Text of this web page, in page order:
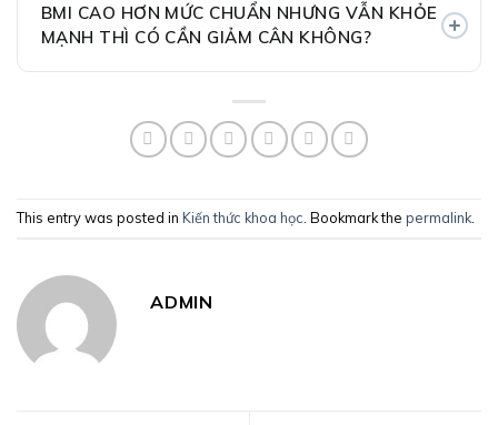
BMI CAO HƠN MỨC CHUẨN NHƯNG VẪN KHỎE
MẠNH THÌ CÓ CẦN GIẢM CÂN KHÔNG?
This entry was posted in Kiến thức khoa học. Bookmark the permalink.
ADMIN